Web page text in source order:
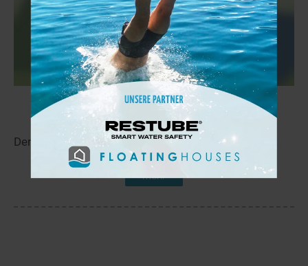
Narvijärvi 23,4 km
Der Narvijärvi liegt in der Nähe von Ala-Kieri.
mehr